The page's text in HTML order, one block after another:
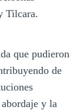
Tilcara.
que pudieron
de
y la